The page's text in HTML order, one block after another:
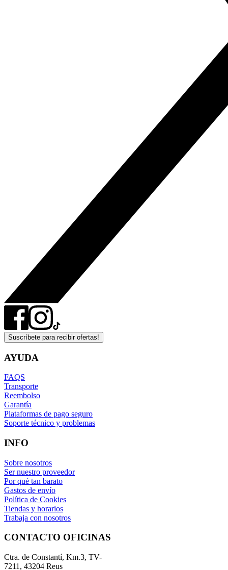
Suscríbete para recibir ofertas!
AYUDA
FAQS
Transporte
Reembolso
Garantía
Plataformas de pago seguro
Soporte técnico y problemas
INFO
Sobre nosotros
Ser nuestro proveedor
Por qué tan barato
Gastos de envío
Política de Cookies
Tiendas y horarios
Trabaja con nosotros
CONTACTO OFICINAS
Ctra. de Constantí, Km.3, TV-
7211, 43204 Reus